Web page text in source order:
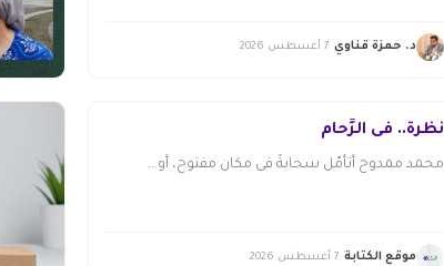
د. حمزة قناوي 7 أغسطس 2026
نظرة.. فى الزِّحام
محمد ممدوح أتأمّل سحابةً فى مكان مفتوح، أو...
موقع الكتابة 7 أغسطس 2026